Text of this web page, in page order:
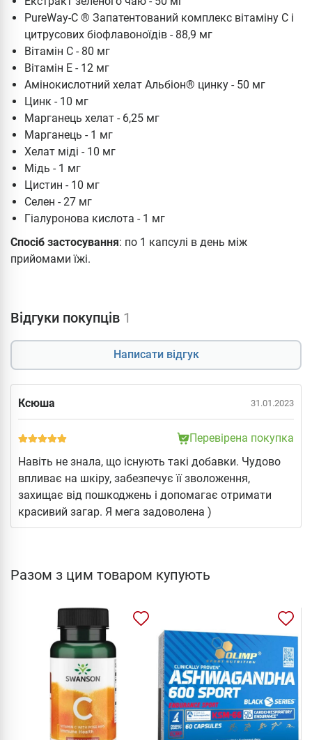
PureWay-C ® Запатентований комплекс вітаміну С і
цитрусових біофлавоноїдів - 88,9 мг
Вітамін С - 80 мг
Вітамін Е - 12 мг
Амінокислотний хелат Альбіон® цинку - 50 мг
Цинк - 10 мг
Марганець хелат - 6,25 мг
Марганець - 1 мг
Хелат міді - 10 мг
Мідь - 1 мг
Цистин - 10 мг
Селен - 27 мг
Гіалуронова кислота - 1 мг
Спосіб застосування: по 1 капсулі в день між
прийомами їжі.
Відгуки покупців 1
Написати відгук
Ксюша 31.01.2023
Перевірена покупка
Навіть не знала, що існують такі добавки. Чудово
впливає на шкіру, забезпечує її зволоження,
захищає від пошкоджень і допомагає отримати
красивий загар. Я мега задоволена )
Разом з цим товаром купують